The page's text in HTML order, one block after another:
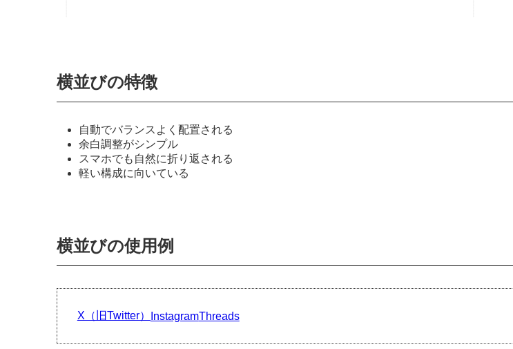
横並びの特徴
自動でバランスよく配置される
余白調整がシンプル
スマホでも自然に折り返される
軽い構成に向いている
横並びの使用例
X（旧Twitter） InstagramThreads